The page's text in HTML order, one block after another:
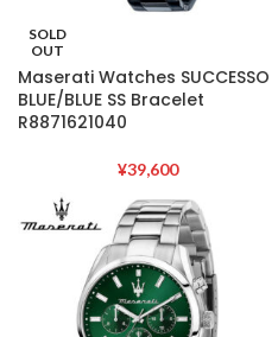
SOLD
OUT
Maserati Watches SUCCESSO
BLUE/BLUE SS Bracelet
R8871621040
¥39,600